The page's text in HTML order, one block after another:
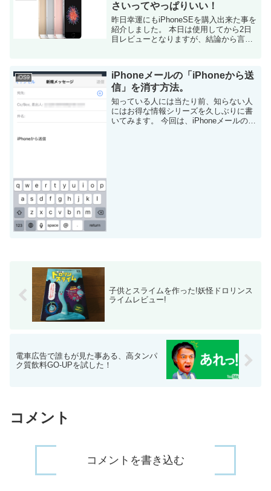
さいってやっぱりいい！
昨日幸運にもiPhoneSEを購入出来た事を
紹介しました。 本日は使用してから2日
目レビューとなりますが、結論から言う
iOS9
iPhoneメールの「iPhoneから送
信」を消す方法。
知っている人には当たり前、知らない人
にはお得な情報シリーズを久しぶりに書
いてみます。 今回は、iPhoneメールの最
子供とスライムを作った!妖怪ドロリンス
ライムレビュー!
電車広告で誰もが見た事ある、高タンパ
ク質飲料GO-UPを試した！
コメント
コメントを書き込む